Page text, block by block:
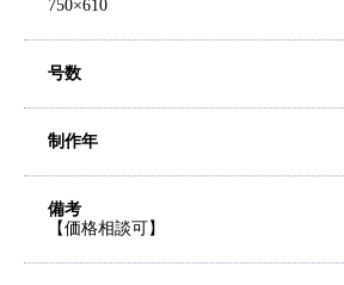
750×610
号数
制作年
備考
【価格相談可】